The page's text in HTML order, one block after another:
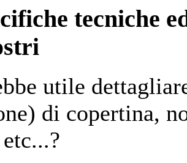
tecniche
utile
di copertina,